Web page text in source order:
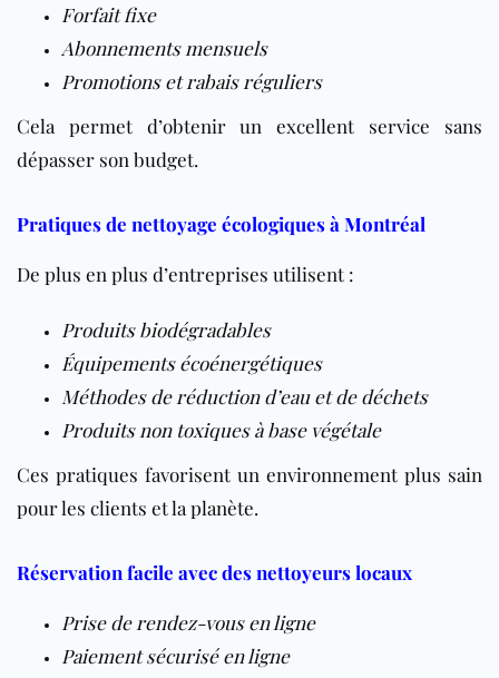
Forfait fixe
Abonnements mensuels
Promotions et rabais réguliers
Cela permet d’obtenir un excellent service sans
dépasser son budget.
Pratiques de nettoyage écologiques à Montréal
De plus en plus d’entreprises utilisent :
Produits biodégradables
Équipements écoénergétiques
Méthodes de réduction d’eau et de déchets
Produits non toxiques à base végétale
Ces pratiques favorisent un environnement plus sain
pour les clients et la planète.
Réservation facile avec des nettoyeurs locaux
Prise de rendez-vous en ligne
Paiement sécurisé en ligne